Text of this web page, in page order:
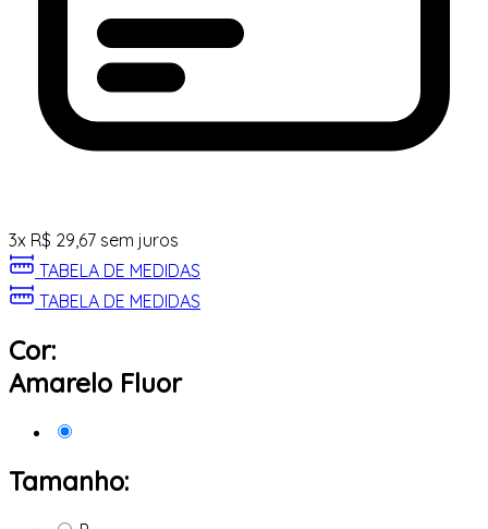
3x R$ 29,67 sem juros
TABELA DE MEDIDAS
TABELA DE MEDIDAS
Cor:
Amarelo Fluor
Tamanho: